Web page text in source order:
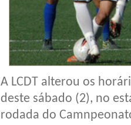
A LCDT alterou os
deste sábado (2), no
rodada do